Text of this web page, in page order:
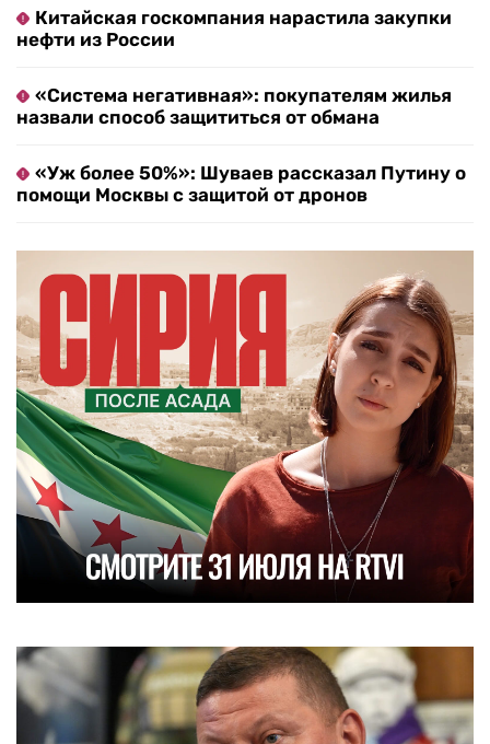
Китайская госкомпания нарастила закупки
нефти из России
«Система негативная»: покупателям жилья
назвали способ защититься от обмана
«Уж более 50%»: Шуваев рассказал Путину о
помощи Москвы с защитой от дронов